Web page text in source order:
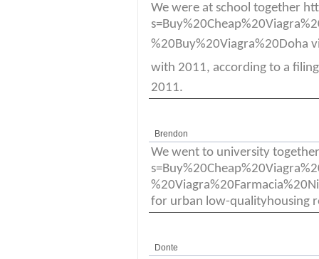
We were at school together
%20Buy%20Viagra%20Doha
with 2011, according to a
2011.
Brendon
We went to university
for urban low-qualityhousing
Donte